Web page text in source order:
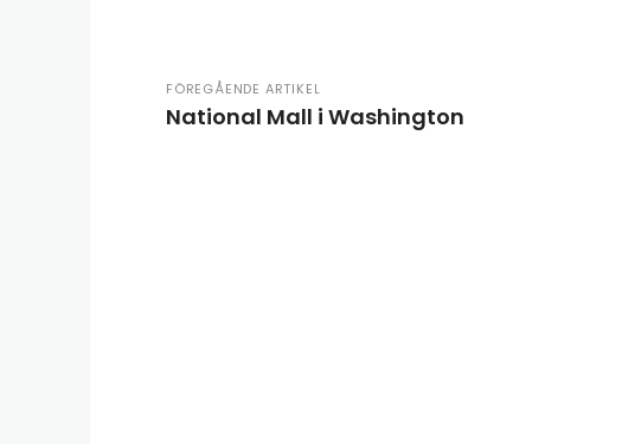
FÖREGÅENDE ARTIKEL
National Mall i Washington